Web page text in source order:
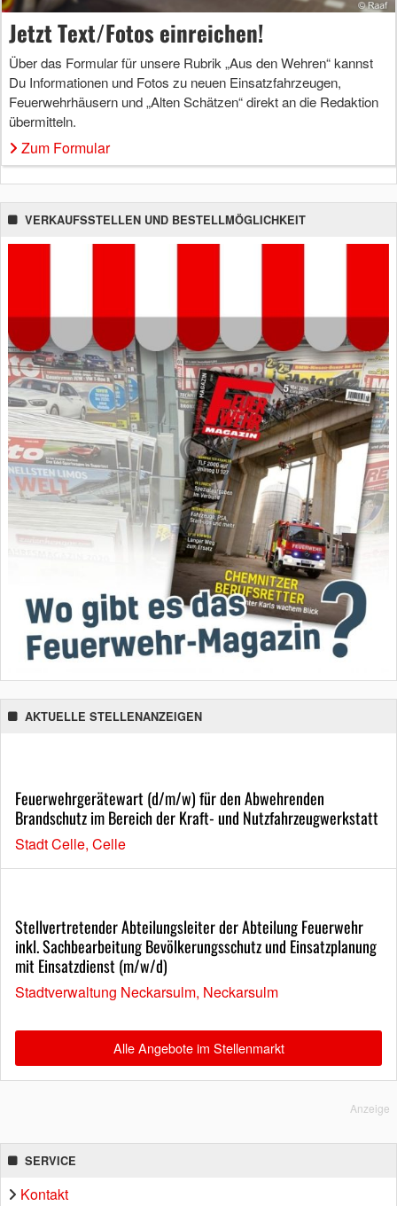
Jetzt Text/Fotos einreichen!
Über das Formular für unsere Rubrik „Aus den Wehren“ kannst
Du Informationen und Fotos zu neuen Einsatzfahrzeugen,
Feuerwehrhäusern und „Alten Schätzen“ direkt an die Redaktion
übermitteln.
Zum Formular
VERKAUFSSTELLEN UND BESTELLMÖGLICHKEIT
AKTUELLE STELLENANZEIGEN
Feuerwehrgerätewart (d/m/w) für den Abwehrenden
Brandschutz im Bereich der Kraft- und Nutzfahrzeugwerkstatt
Stadt Celle, Celle
Stellvertretender Abteilungsleiter der Abteilung Feuerwehr
inkl. Sachbearbeitung Bevölkerungsschutz und Einsatzplanung
mit Einsatzdienst (m/w/d)
Stadtverwaltung Neckarsulm, Neckarsulm
Alle Angebote im Stellenmarkt
Anzeige
SERVICE
Kontakt